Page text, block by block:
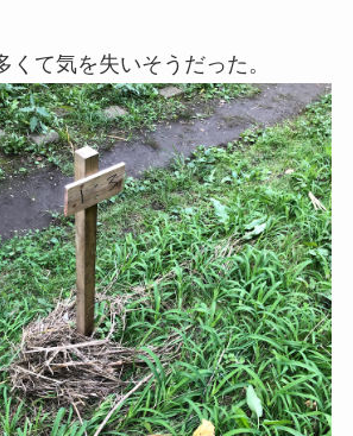
くて気を失いそうだった。